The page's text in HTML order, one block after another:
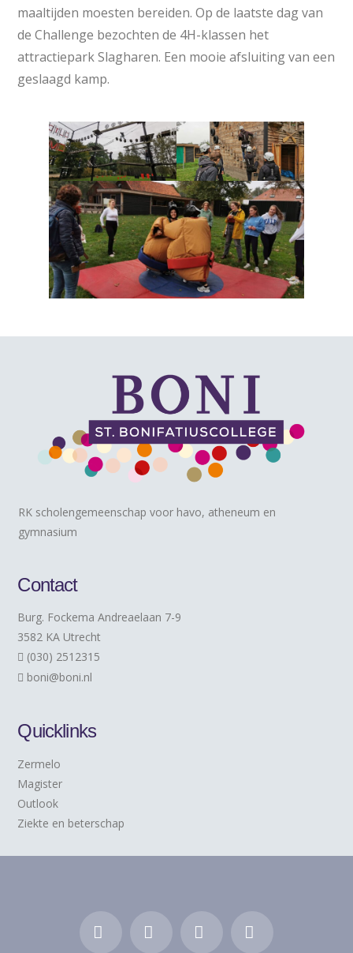
maaltijden moesten bereiden. Op de laatste dag van
de Challenge bezochten de 4H-klassen het
attractiepark Slagharen. Een mooie afsluiting van een
geslaagd kamp.
RK scholengemeenschap voor havo, atheneum en
gymnasium
Contact
Burg. Fockema Andreaelaan 7-9
3582 KA Utrecht
(030) 2512315
boni@boni.nl
Quicklinks
Zermelo
Magister
Outlook
Ziekte en beterschap